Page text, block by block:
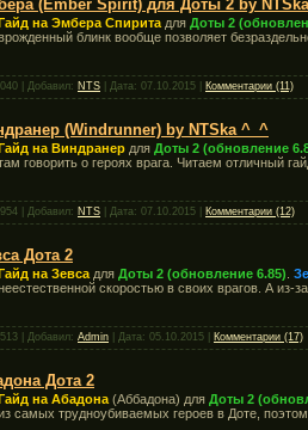
(Ember Spirit) для Доты 2 by NTSka
на Эмбера Спирита для Доты 2
блинк вообще позволяет
| Добавил: NTS | Дата: 07.10.2015 Комментарии (11)
(Windrunner) by NTSka ^_^
на Виндранер для Доты 2 (обновление
говорить о героях врага. Читаем отличный
| Добавил: NTS | Дата: 07.10.2015 Комментарии (12)
Дота 2
на Зевса для Доты 2 (обновление 6.85)
скоростью в своих врагов. А из-
| Добавил: Admin | Дата: 05.10.2015 Комментарии (17)
Дота 2
на Абадона (Аббадона) для Доты 2
самых трудноубиваемых героев в Доте,